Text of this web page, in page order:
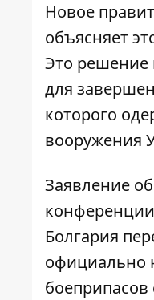
Новое
объясняет
Это решение
для
которого
вооружения
Заявление
Болгария
официально